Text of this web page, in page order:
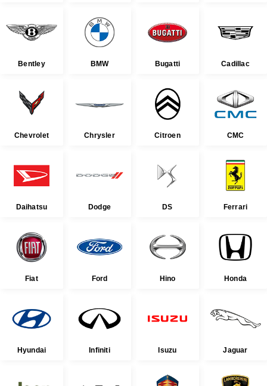
Bentley BMW Bugatti Cadillac
Chevrolet Chrysler Citroen CMC
Daihatsu Dodge DS Ferrari
Fiat Ford Hino Honda
Hyundai Infiniti Isuzu Jaguar